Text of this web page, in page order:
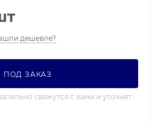
дешевле?
ПОД ЗАКАЗ
свяжутся с вами и уточнят